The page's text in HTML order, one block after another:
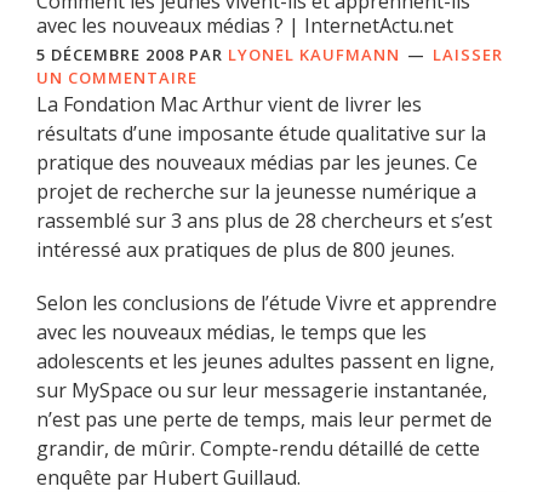
avec les nouveaux médias ? | InternetActu.net
5 DÉCEMBRE 2008 PAR LYONEL KAUFMANN
LAISSER
UN COMMENTAIRE
La Fondation Mac Arthur vient de livrer les
résultats d’une imposante étude qualitative sur la
pratique des nouveaux médias par les jeunes. Ce
projet de recherche sur la jeunesse numérique a
rassemblé sur 3 ans plus de 28 chercheurs et s’est
intéressé aux pratiques de plus de 800 jeunes.
Selon les conclusions de l’étude Vivre et apprendre
avec les nouveaux médias, le temps que les
adolescents et les jeunes adultes passent en ligne,
sur MySpace ou sur leur messagerie instantanée,
n’est pas une perte de temps, mais leur permet de
grandir, de mûrir. Compte-rendu détaillé de cette
enquête par Hubert Guillaud.